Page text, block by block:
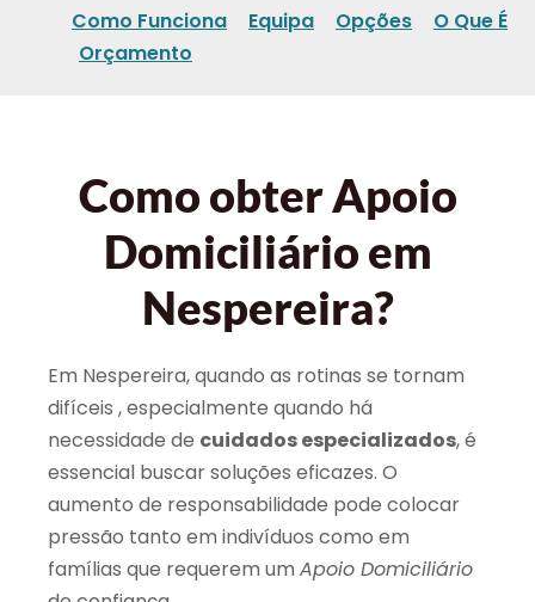
Como Funciona Equipa Opções
O Que É
Orçamento
Como obter Apoio
Domiciliário em
Nespereira?
Em Nespereira, quando as rotinas se tornam
difíceis , especialmente quando há
necessidade de cuidados especializados, é
essencial buscar soluções eficazes. O
aumento de responsabilidade pode colocar
pressão tanto em indivíduos como em
famílias que requerem um Apoio Domiciliário